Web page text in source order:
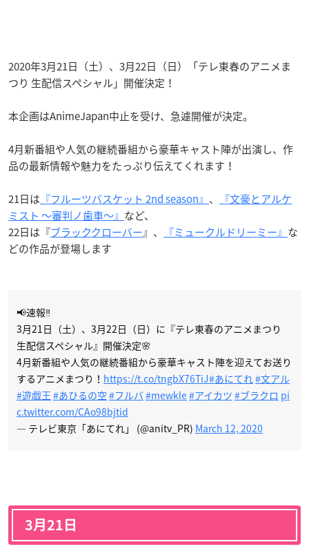
2020年3月21日（土）、3月22日（日）「テレ東春のアニメま
つり 生配信スペシャル」開催決定！
本企画はAnimeJapan中止を受け、急遽開催が決定。
4月新番組や人気の継続番組から豪華キャスト陣が出演し、作
品の最新情報や魅力をたっぷり伝えてくれます！
21日は 『フルーツバスケット 2nd season』 、
『文豪とアルケ
ミスト 〜審判ノ歯車〜』 など、
22日は『ブラッククローバー』、 『ミュークルドリーミー』 な
どの作品が登場します
📢速報‼️
3月21日（土）、3月22日（日）に『テレ東春のアニメまつり
生配信スペシャル』開催決定🌸
4月新番組や人気の継続番組から豪華キャスト陣を迎えてお送り
するアニメまつり！ https://t.co/tngbX76TiJ#あにてれ#文アル
#遊戯王 #あひるの空 #フルバ#mewkle#アイカツ #ブラクロ pi
c.twitter.com/CAo98bjtid
— テレビ東京「あにてれ」 (@anitv_PR) March 12, 2020
3月21日